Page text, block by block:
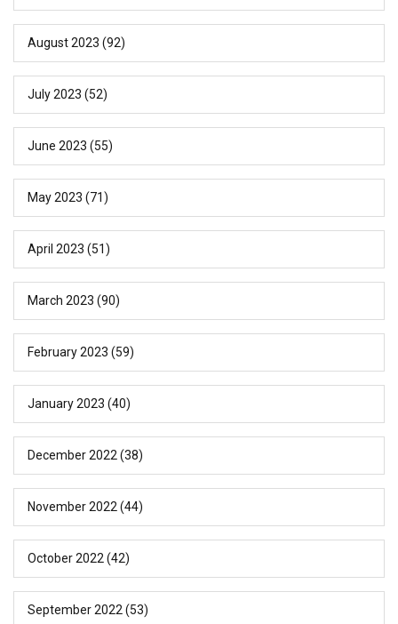
August 2023 (92)
July 2023 (52)
June 2023 (55)
May 2023 (71)
April 2023 (51)
March 2023 (90)
February 2023 (59)
January 2023 (40)
December 2022 (38)
November 2022 (44)
October 2022 (42)
September 2022 (53)